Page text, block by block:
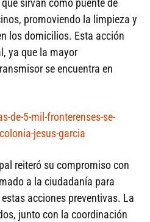
sirvan como puente de
promoviendo la limpieza y
los domicilios. Esta acción
ya que la mayor
se encuentra en
de-5-mil-fronterenses-se-
jesus-garcia
reiteró su compromiso con
a la ciudadanía para
acciones preventivas. La
junto con la coordinación